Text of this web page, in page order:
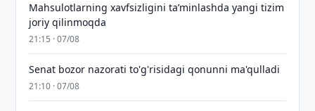
Mahsulotlarning xavfsizligini taʼminlashda yangi tizim
joriy qilinmoqda
21:15 · 07/08
Senat bozor nazorati to'g'risidagi qonunni ma'qulladi
21:10 · 07/08